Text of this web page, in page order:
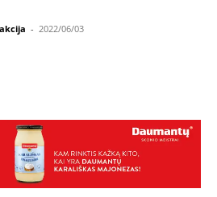
- 2022/06/03